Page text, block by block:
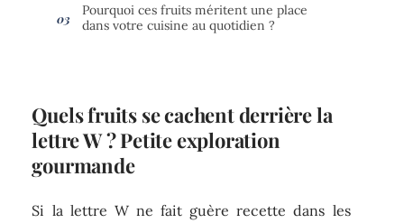
Pourquoi ces fruits méritent une place
dans votre cuisine au quotidien ?
Quels fruits se cachent derrière la
lettre W ? Petite exploration
gourmande
Si la lettre W ne fait guère recette dans les